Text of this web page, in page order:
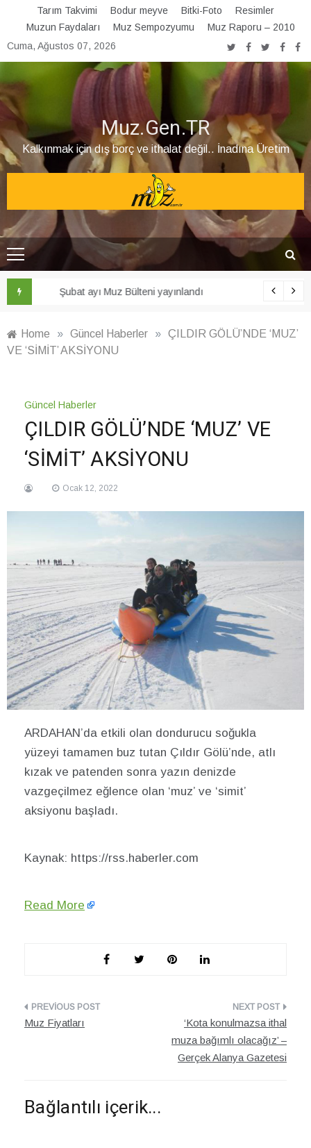
content
Tarım Takvimi Bodur meyve Bitki-Foto
Resimler
Muzun Faydaları
Muz Sempozyumu
Muz Raporu – 2010
Cuma, Ağustos 07, 2026
Muz.Gen.TR
Kalkınmak için dış borç ve ithalat değil.. İnadına Üretim
Şubat ayı Muz Bülteni yayınlandı
Home » Güncel Haberler » ÇILDIR GÖLÜ’NDE ‘MUZ’
VE ‘SİMİT’ AKSİYONU
Güncel Haberler
ÇILDIR GÖLÜ’NDE ‘MUZ’ VE
‘SİMİT’ AKSİYONU
Ocak 12, 2022
ARDAHAN’da etkili olan dondurucu soğukla
yüzeyi tamamen buz tutan Çıldır Gölü’nde, atlı
kızak ve patenden sonra yazın denizde
vazgeçilmez eğlence olan ‘muz’ ve ‘simit’
aksiyonu başladı.
Kaynak: https://rss.haberler.com
Read More
Yazı
Muz Fiyatları
‘Kota konulmazsa ithal
muza bağımlı olacağız’ –
Gerçek Alanya Gazetesi
Bağlantılı içerik...